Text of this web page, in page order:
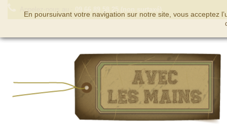
En poursuivant votre navigation sur notre site, vous acceptez